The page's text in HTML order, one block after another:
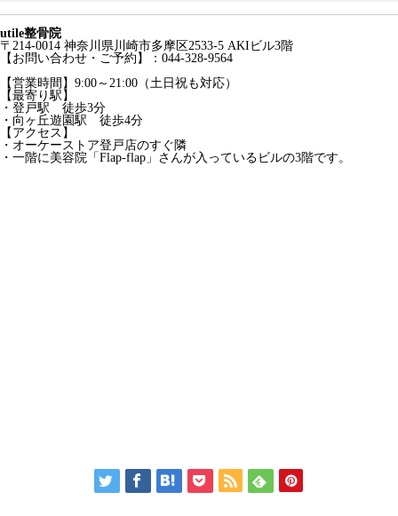
utile整骨院
〒214-0014 神奈川 県 川崎市多摩区2533-5 AKIビル3階
【お 問い合わせ・ ご予約】： 044-328-9564
【営業時間】9:00～ 21:00（ 土日祝も対応）
【最寄り駅】
・登戸駅 徒歩3分
・向ヶ丘遊園駅 徒歩4分
【アクセス】
・オーケーストア登戸店のすぐ隣
・一階に美容院「Flap-flap」さんが入っているビルの3階です。